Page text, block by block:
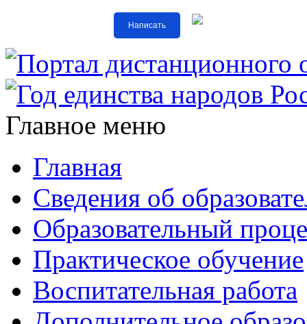
Написать
Главное меню
Главная
Сведения об
Образовательный
Практическое обучение
Воспитательная работа